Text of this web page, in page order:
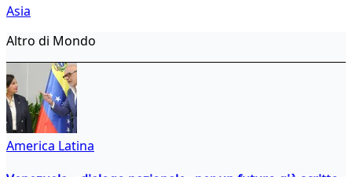
Asia
Altro di Mondo
America Latina